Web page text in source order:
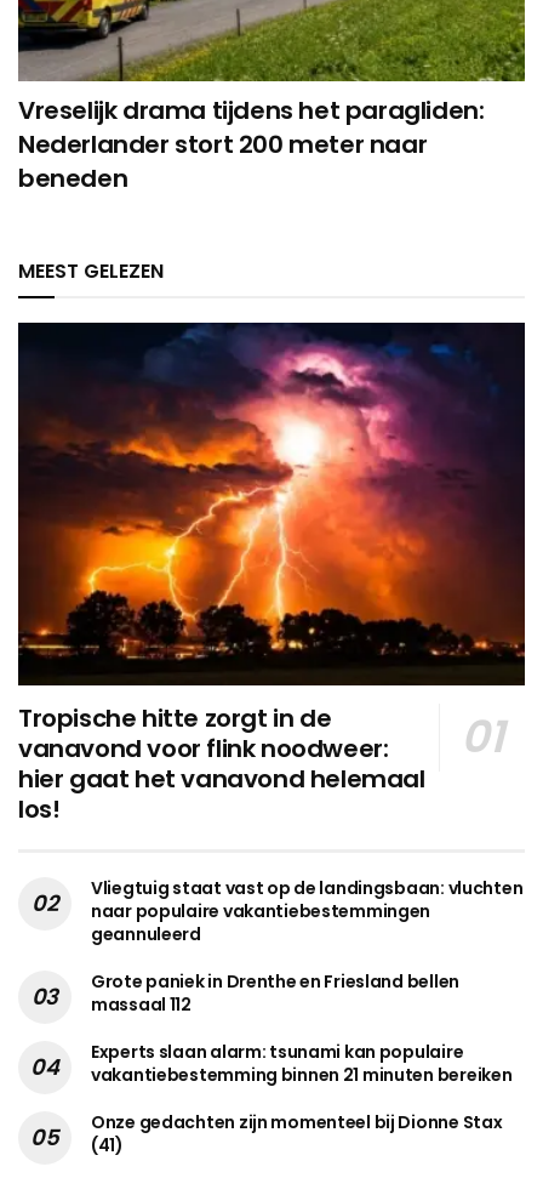
Vreselijk drama tijdens het paragliden:
Nederlander stort 200 meter naar
beneden
MEEST GELEZEN
Tropische hitte zorgt in de
vanavond voor flink noodweer:
hier gaat het vanavond helemaal
los!
Vliegtuig staat vast op de landingsbaan: vluchten
naar populaire vakantiebestemmingen
geannuleerd
Grote paniek in Drenthe en Friesland bellen
massaal 112
Experts slaan alarm: tsunami kan populaire
vakantiebestemming binnen 21 minuten bereiken
Onze gedachten zijn momenteel bij Dionne Stax
(41)